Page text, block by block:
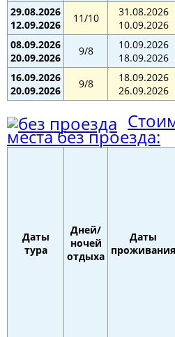
29.08.2026
12.09.2026
11/10
31.08.2026
10.09.2026
08.09.2026
20.09.2026
9/8
10.09.2026
18.09.2026
16.09.2026
20.09.2026
9/8
18.09.2026
26.09.2026
места без проезда:
Даты
тура
Дней/
ночей
отдыха
Даты
проживания